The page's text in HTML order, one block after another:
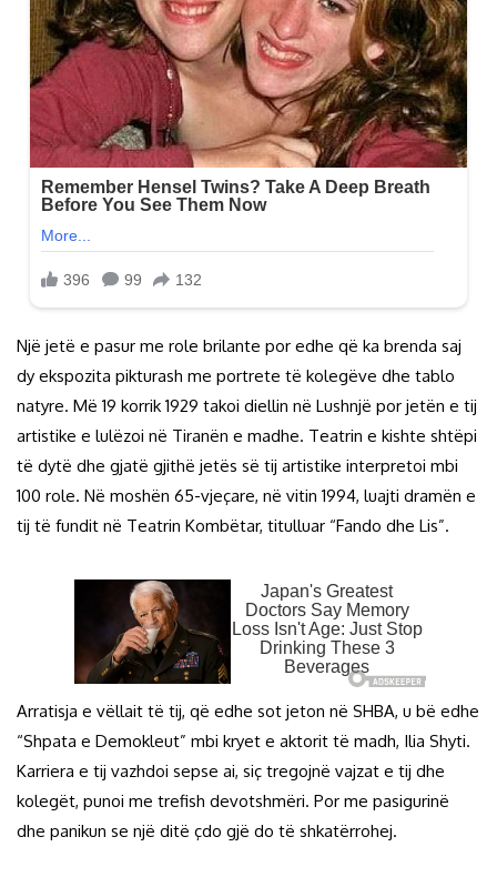
Një jetë e pasur me role brilante por edhe që ka brenda saj
dy ekspozita pikturash me portrete të kolegëve dhe tablo
natyre. Më 19 korrik 1929 takoi diellin në Lushnjë por jetën e tij
artistike e lulëzoi në Tiranën e madhe. Teatrin e kishte shtëpi
të dytë dhe gjatë gjithë jetës së tij artistike interpretoi mbi
100 role. Në moshën 65-vjeçare, në vitin 1994, luajti dramën e
tij të fundit në Teatrin Kombëtar, titulluar “Fando dhe Lis”.
Arratisja e vëllait të tij, që edhe sot jeton në SHBA, u bë edhe
“Shpata e Demokleut” mbi kryet e aktorit të madh, Ilia Shyti.
Karriera e tij vazhdoi sepse ai, siç tregojnë vajzat e tij dhe
kolegët, punoi me trefish devotshmëri. Por me pasigurinë
dhe panikun se një ditë çdo gjë do të shkatërrohej.